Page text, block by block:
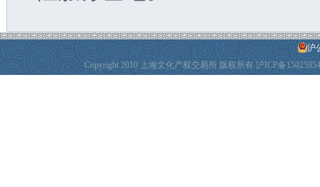
沪
Copyright 2010 上海文化产权交易所 版权所有沪ICP备